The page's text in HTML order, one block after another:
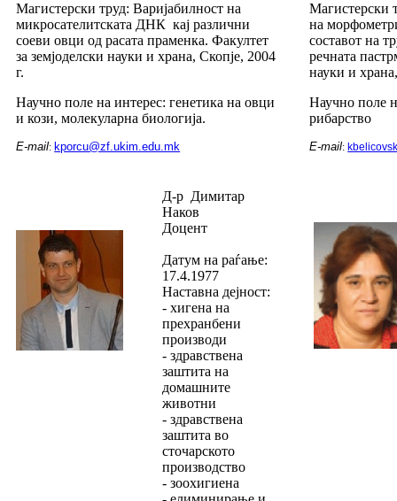
Магистерски труд: Варијабилност на
микросателитската ДНК кај различни
соеви овци од расата праменка. Факултет
за земјоделски науки и храна, Скопје, 2004
г.
Научно поле на интерес: генетика на овци
и кози, молекуларна биологија.
E-mail: kporcu@zf.ukim.edu.mk
Магистерски
на
составот на
речната
науки и
Научно поле
рибарство
E-mail:
Д-р Димитар
Наков
Доцент
Датум на раѓање:
17.4.1977
Наставна дејност:
- хигена на
прехранбени
производи
- здравствена
заштита на
домашните
животни
- здравствена
заштита во
сточарското
производство
- зоохигиена